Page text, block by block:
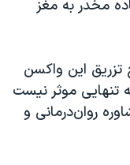
مخدر به مغز
تزریق این واکسن
تنهایی موثر نیست
روان‌درمانی و